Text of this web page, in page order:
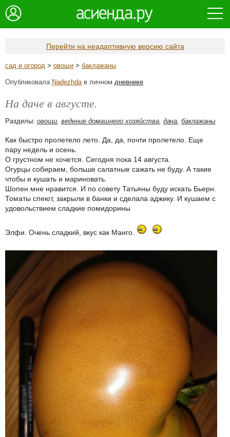
Перейти на неадаптивную версию сайта
сад и огород > овощи > баклажаны
Опубликовала Nadezhdaв личном дневнике
На даче в августе.
Разделы: овощи, ведение домашнего хозяйства, дача, баклажаны
Как быстро пролетело лето. Да, да, почти пролетело. Еще
пару недель и осень.
О грустном не хочется. Сегодня пока 14 августа.
Огурцы собираем, больше салатные сажать не буду. А такие
чтобы и кушать и мариновать.
Шопен мне нравится. И по совету Татьяны буду искать Бьерн.
Томаты спеют, закрыли в банки и сделала аджику. И кушаем с
удовольствием сладкие помидорины
Элфи. Очень сладкий, вкус как Манго.